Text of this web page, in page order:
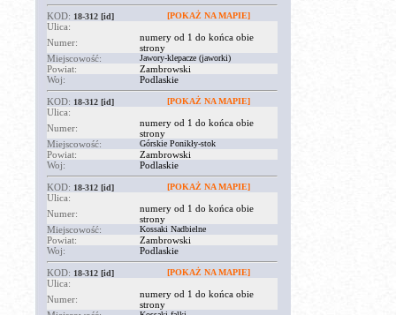
KOD: 18-312 [id] [POKAŻ NA MAPIE]
Ulica:
Numer:
numery od 1 do końca obie
strony
Miejscowość:
Jawory-klepacze (jaworki)
Powiat:
Zambrowski
Woj:
Podlaskie
KOD: 18-312 [id] [POKAŻ NA MAPIE]
Ulica:
Numer:
numery od 1 do końca obie
strony
Miejscowość:
Górskie Ponikły-stok
Powiat:
Zambrowski
Woj:
Podlaskie
KOD: 18-312 [id] [POKAŻ NA MAPIE]
Ulica:
Numer:
numery od 1 do końca obie
strony
Miejscowość:
Kossaki Nadbielne
Powiat:
Zambrowski
Woj:
Podlaskie
KOD: 18-312 [id] [POKAŻ NA MAPIE]
Ulica:
Numer:
numery od 1 do końca obie
strony